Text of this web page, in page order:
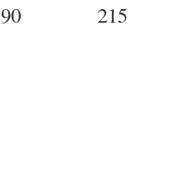
90 215